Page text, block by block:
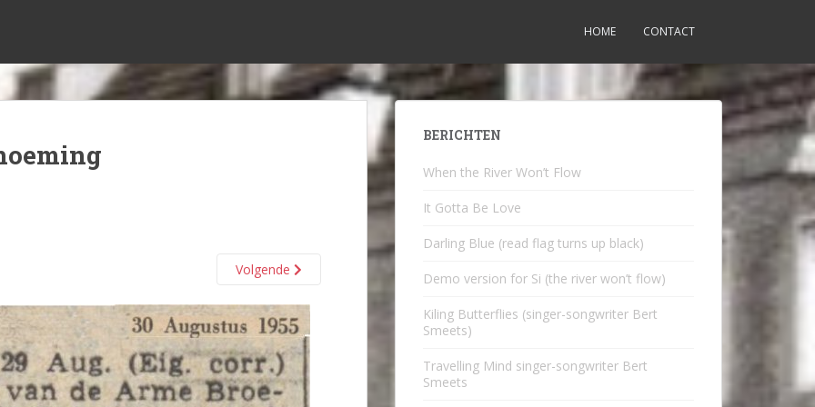
HOME CONTACT
Volgende
BERICHTEN
When the River Won’t Flow
It Gotta Be Love
Darling Blue (read flag turns up black)
Demo version for Si (the river won’t flow)
Kiling Butterflies (singer-songwriter Bert
Smeets)
Travelling Mind singer-songwriter Bert
Smeets